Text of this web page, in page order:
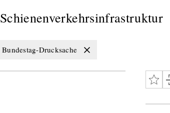
Schienenverkehrsinfrastruktur
Bundestag-Drucksache